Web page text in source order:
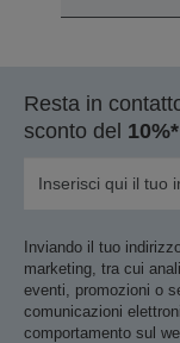
Resta in
sconto del 10%*
Inviando il tuo
marketing, tra cui
eventi, promozioni o
comunicazioni
comportamento sul